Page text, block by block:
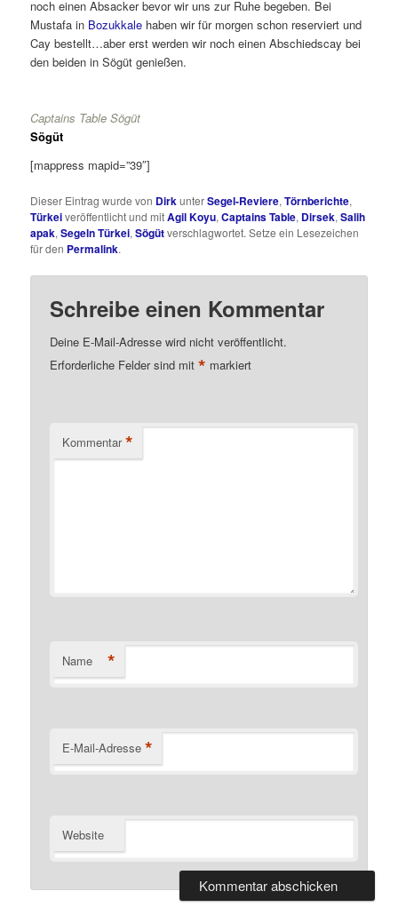
noch einen Absacker bevor wir uns zur Ruhe begeben. Bei
Mustafa in Bozukkale haben wir für morgen schon reserviert und
Cay bestellt…aber erst werden wir noch einen Abschiedscay bei
den beiden in Sögüt genießen.
Captains Table Sögüt
Sögüt
[mappress mapid=”39″]
Dieser Eintrag wurde von DirkunterSegel-Reviere,Törnberichte,
Türkeiveröffentlicht und mitAgil Koyu,Captains Table, Dirsek,Salih
apak,Segeln Türkei,Sögütverschlagwortet. Setze ein Lesezeichen
für den Permalink.
Schreibe einen Kommentar
Deine E-Mail-Adresse wird nicht veröffentlicht.
Erforderliche Felder sind mit* markiert
Kommentar *
Name *
E-Mail-Adresse *
Website